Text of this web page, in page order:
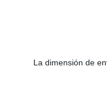
La dimensión de